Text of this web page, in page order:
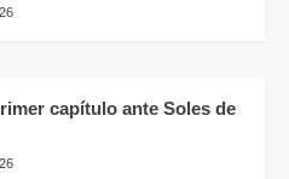
capítulo ante Soles de